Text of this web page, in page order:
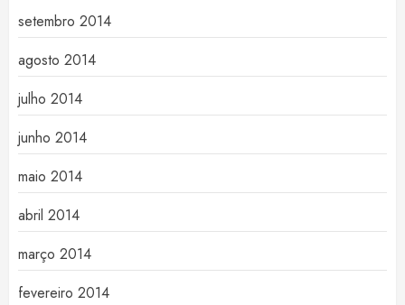
setembro 2014
agosto 2014
julho 2014
junho 2014
maio 2014
abril 2014
março 2014
fevereiro 2014